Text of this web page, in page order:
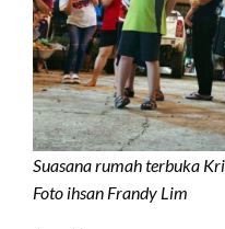
Suasana rumah terbuka
Foto ihsan Frandy Lim